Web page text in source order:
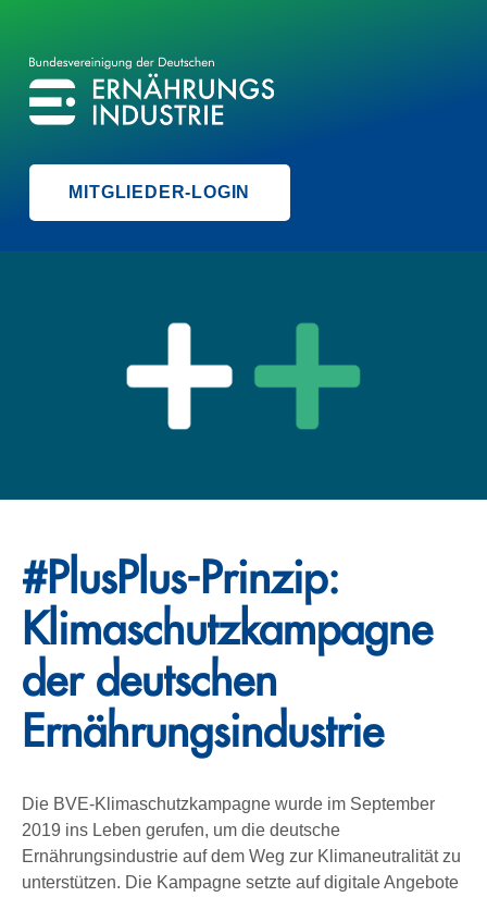
BVE
BUNDESVEREINIGUNG DER ERNÄHRUNGSINDUSTRIE
MITGLIEDER-LOGIN
#PlusPlus-Prinzip:
Klima­schutz­kampagne
der deutschen
Ernährungs­industrie
Die BVE-Klimaschutzkampagne wurde im September
2019 ins Leben gerufen, um die deutsche
Ernährungsindustrie auf dem Weg zur Klimaneutralität zu
unterstützen. Die Kampagne setzte auf digitale Angebote